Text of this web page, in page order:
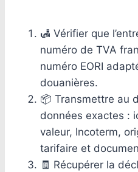
🛃 Vérifier que
numéro de TVA
numéro EORI
douanières.
📦 Transmettre au
données exactes :
valeur, Incoterm,
tarifaire et
🧾 Récupérer la